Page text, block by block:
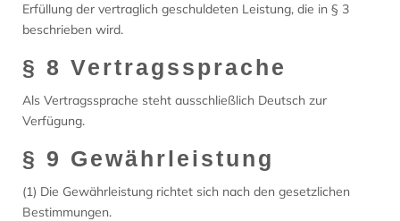
Erfüllung der vertraglich geschuldeten Leistung, die in § 3
beschrieben wird.
§ 8 Vertragssprache
Als Vertragssprache steht ausschließlich Deutsch zur
Verfügung.
§ 9 Gewährleistung
(1) Die Gewährleistung richtet sich nach den gesetzlichen
Bestimmungen.